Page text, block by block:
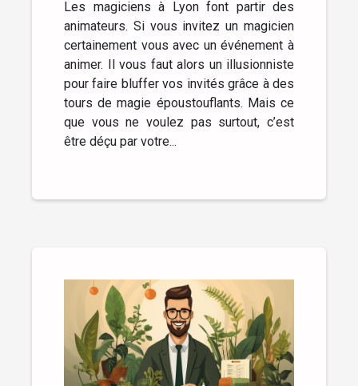
Les magiciens à Lyon font partir des
animateurs. Si vous invitez un magicien
certainement vous avec un événement à
animer. Il vous faut alors un illusionniste
pour faire bluffer vos invités grâce à des
tours de magie époustouflants. Mais ce
que vous ne voulez pas surtout, c’est
être déçu par votre...